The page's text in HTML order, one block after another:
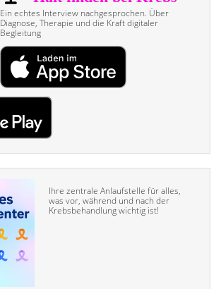
Ein echtes Interview nach­gesprochen. Über
Diagnose, Therapie und die Kraft digitaler
Begleitung
Ihre zentrale Anlaufstelle für alles,
was vor, während und nach der
Krebsbehandlung wichtig ist!